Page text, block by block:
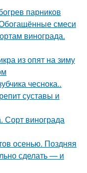
парников
смеси
винограда.
из опят на зиму
чеснока..
суставы и
Сорт винограда
осенью. Поздняя
сделать — и